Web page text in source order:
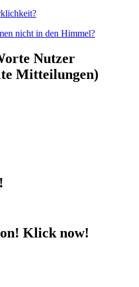
nicht in den Himmel?
Nutzer
Mitteilungen)
Klick now!